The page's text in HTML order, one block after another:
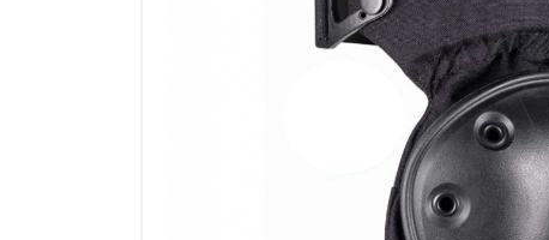
Darčekové poukazy